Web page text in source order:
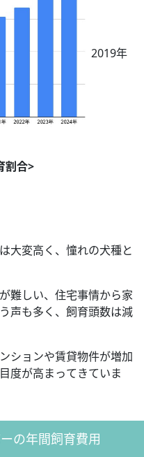
2019年
割合>
大変高く、憧れの犬種と
難しい、住宅事情から家
声も多く、飼育頭数は減
ションや賃貸物件が増加
度が高まってきていま
の年間飼育費用